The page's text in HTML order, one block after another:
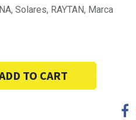
Solares, RAYTAN, Marca
TO CART